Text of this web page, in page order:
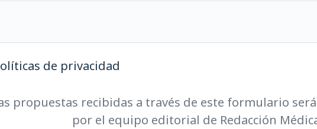
de privacidad
propuestas recibidas a través de este formulario
por el equipo editorial de Redacción